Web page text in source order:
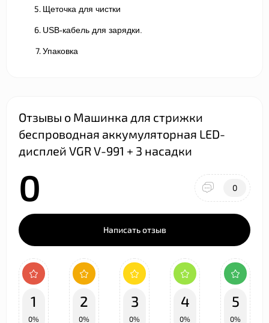
Щеточка для чистки
USB-кабель для зарядки.
Упаковка
Отзывы о Машинка для стрижки
беспроводная аккумуляторная LED-
дисплей VGR V-991 + 3 насадки
0 0
Написать отзыв
1
0%
2
0%
3
0%
4
0%
5
0%